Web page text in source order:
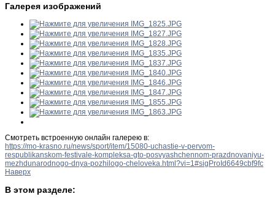
Галерея изображений
Смотреть встроенную онлайн галерею в:
https://mo-krasno.ru/news/sport/item/15080-uchastie-v-pervom-
respublikanskom-festivale-kompleksa-gto-posvyashchennom-prazdnovaniyu-
mezhdunarodnogo-dnya-pozhilogo-cheloveka.html?vi=1#sigProId6649cbf9fc
Наверх
В этом разделе: